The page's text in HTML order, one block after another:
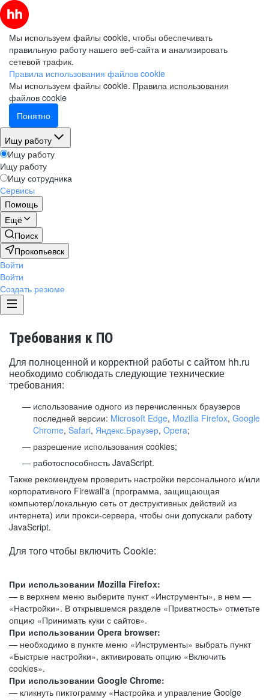
Мы используем файлы cookie, чтобы обеспечивать
правильную работу нашего веб-сайта и анализировать
сетевой трафик.
Правила использования файлов cookie
Мы используем файлы cookie. Правила использования
файлов cookie
Понятно
Ищу работу
Ищу работу
Ищу работу
Ищу сотрудника
Сервисы
Помощь
Ещё
Поиск
Прокопьевск
Войти
Войти
Создать резюме
Требования к ПО
Для полноценной и корректной работы с сайтом hh.ru
необходимо соблюдать следующие технические
требования:
использование одного из перечисленных браузеров
последней версии: Microsoft Edge, Mozilla Firefox, Google
Chrome, Safari, Яндекс.Браузер, Opera;
разрешение использования cookies;
работоспособность JavaScript.
Также рекомендуем проверить настройки персонального и/или
корпоративного Firewall'a (программа, защищающая
компьютер/локальную сеть от деструктивных действий из
интернета) или прокси-сервера, чтобы они допускали работу
JavaScript.
Для того чтобы включить Cookie:
При использовании Mozilla Firefox:
— в верхнем меню выберите пункт «Инструменты», в нем —
«Настройки». В открывшемся разделе «Приватность» отметьте
опцию «Принимать куки с сайтов».
При использовании Opera browser:
— необходимо в пункте меню «Инструменты» выбрать пункт
«Быстрые настройки», активировать опцию «Включить
cookies».
При использовании Google Chrome:
— кликнуть пиктограмму «Настройка и управление Goolge